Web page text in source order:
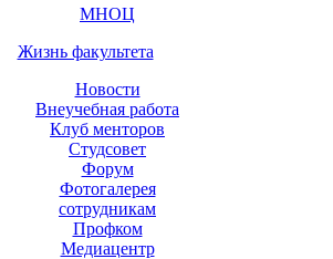
МНОЦ
Жизнь факультета
Новости
Внеучебная работа
Клуб менторов
Студсовет
Форум
Фотогалерея
сотрудникам
Профком
Медиацентр